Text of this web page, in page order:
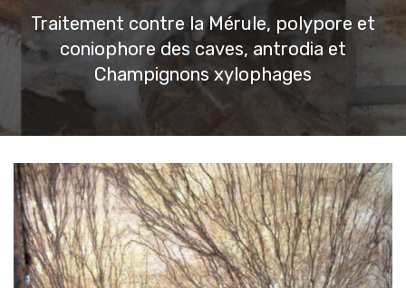
Traitement contre la Mérule, polypore et
coniophore des caves, antrodia et
Champignons xylophages